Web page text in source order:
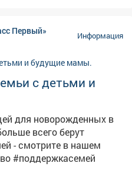
свободы! Не
не распространяй
тем как поставить лайк,
сообщение, задумайся
в сети или в жизни,
▫Горячая
- НЕТ!»: resurs-center.ru/hotline.
Первый» Информация
с детьми и
для новорожденных в
- смотрите в нашем
#поддержкасемей